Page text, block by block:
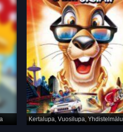
Kertalupa, Vuosilupa, Yhdistelmälupa